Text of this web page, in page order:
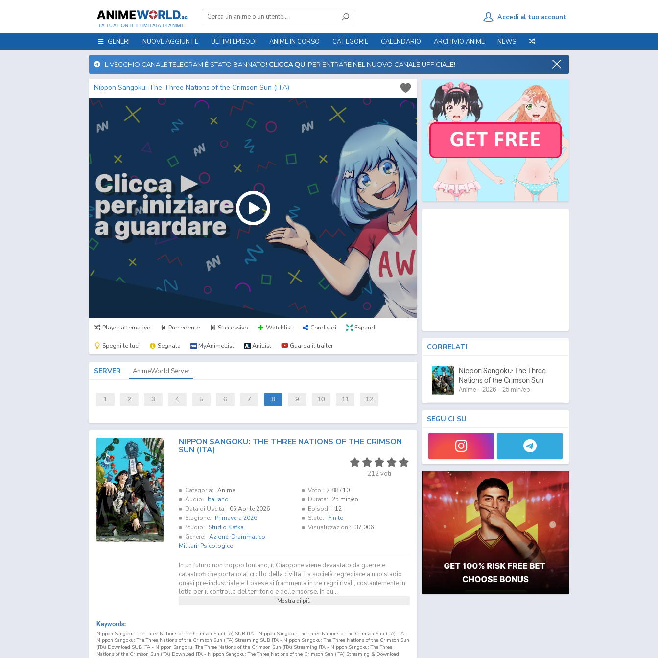
LA TUA FONTE ILLIMITATA DI ANIME
Accedi al tuo account
GENERI NUOVE AGGIUNTE ULTIMI EPISODI ANIME IN CORSO CATEGORIE CALENDARIO ARCHIVIO ANIME NEWS
IL VECCHIO CANALE TELEGRAM È STATO BANNATO! CLICCA QUI PER ENTRARE NEL NUOVO CANALE UFFICIALE!
Nippon Sangoku: The Three Nations of the Crimson Sun (ITA)
Player alternativo Precedente Successivo Watchlist Condividi Espandi
Spegni le luci Segnala MyAnimeList AniList Guarda il trailer
SERVER AnimeWorld Server
1 2 3 4 5 6 7 8 9 10 11 12
NIPPON SANGOKU: THE THREE NATIONS OF THE CRIMSON
SUN (ITA)
212voti
Categoria: Anime
Audio:
Italiano
Data di Uscita:
05 Aprile 2026
Stagione:
Primavera 2026
Studio:
Studio Kafka
Genere: Azione, Drammatico,
Militari, Psicologico
Voto: 7.88/ 10
Durata:
25 min/ep
Episodi:
12
Stato:
Finito
Visualizzazioni: 37.006
In un futuro non troppo lontano, il Giappone viene devastato da guerre e
catastrofi che portano al crollo della civiltà. La società regredisce a uno stadio
quasi pre-industriale e il paese si frammenta in tre regni rivali, costantemente in
lotta per il controllo del territorio e delle risorse. In qu...
Mostra di più
Keywords:
Nippon Sangoku: The Three Nations of the Crimson Sun (ITA) SUB ITA - Nippon Sangoku: The Three Nations of the Crimson Sun (ITA) ITA -
Nippon Sangoku: The Three Nations of the Crimson Sun (ITA) Streaming SUB ITA - Nippon Sangoku: The Three Nations of the Crimson Sun
(ITA) Download SUB ITA - Nippon Sangoku: The Three Nations of the Crimson Sun (ITA) Streaming ITA - Nippon Sangoku: The Three
Nations of the Crimson Sun (ITA) Download ITA - Nippon Sangoku: The Three Nations of the Crimson Sun (ITA) Streaming & Download
CORRELATI
Nippon Sangoku: The Three
Nations of the Crimson Sun
Anime - 2026 - 25 min/ep
SEGUICI SU